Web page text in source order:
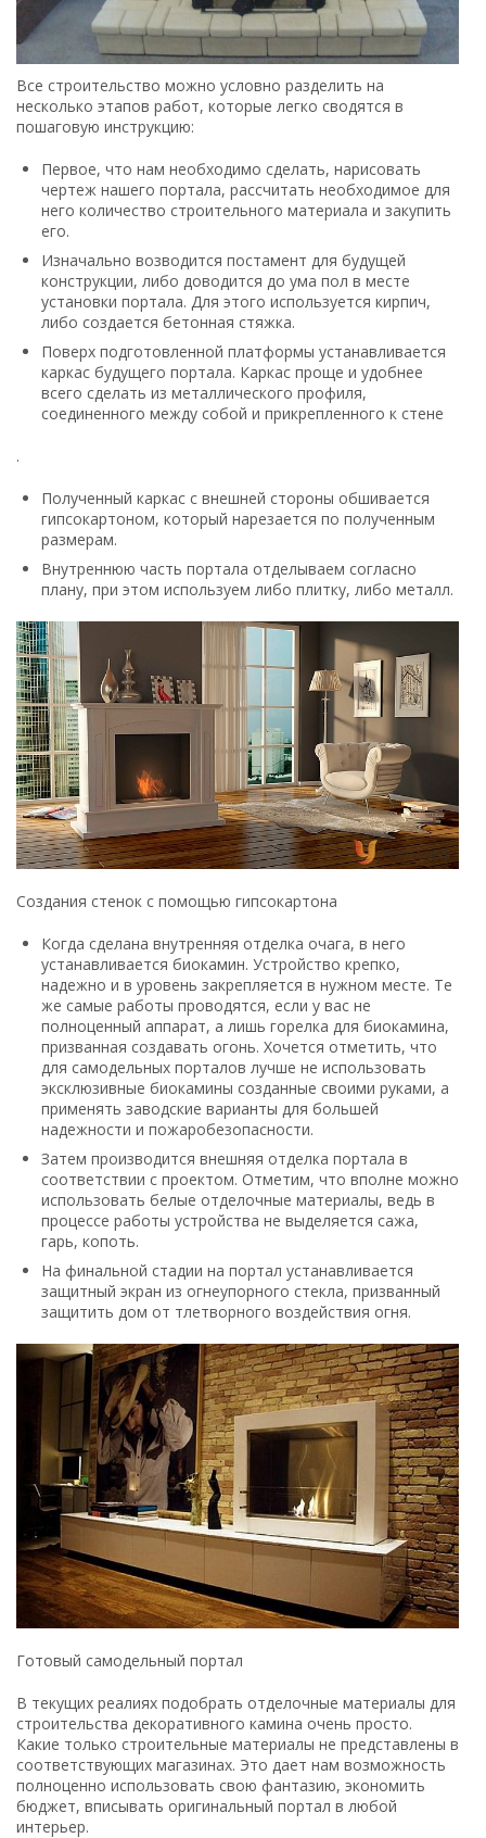
Все строительство можно условно разделить на
несколько этапов работ, которые легко сводятся в
пошаговую инструкцию:
Первое, что нам необходимо сделать, нарисовать
чертеж нашего портала, рассчитать необходимое для
него количество строительного материала и закупить
его.
Изначально возводится постамент для будущей
конструкции, либо доводится до ума пол в месте
установки портала. Для этого используется кирпич,
либо создается бетонная стяжка.
Поверх подготовленной платформы устанавливается
каркас будущего портала. Каркас проще и удобнее
всего сделать из металлического профиля,
соединенного между собой и прикрепленного к стене
.
Полученный каркас с внешней стороны обшивается
гипсокартоном, который нарезается по полученным
размерам.
Внутреннюю часть портала отделываем согласно
плану, при этом используем либо плитку, либо металл.
Создания стенок с помощью гипсокартона
Когда сделана внутренняя отделка очага, в него
устанавливается биокамин. Устройство крепко,
надежно и в уровень закрепляется в нужном месте. Те
же самые работы проводятся, если у вас не
полноценный аппарат, а лишь горелка для биокамина,
призванная создавать огонь. Хочется отметить, что
для самодельных порталов лучше не использовать
эксклюзивные биокамины созданные своими руками, а
применять заводские варианты для большей
надежности и пожаробезопасности.
Затем производится внешняя отделка портала в
соответствии с проектом. Отметим, что вполне можно
использовать белые отделочные материалы, ведь в
процессе работы устройства не выделяется сажа,
гарь, копоть.
На финальной стадии на портал устанавливается
защитный экран из огнеупорного стекла, призванный
защитить дом от тлетворного воздействия огня.
Готовый самодельный портал
В текущих реалиях подобрать отделочные материалы для
строительства декоративного камина очень просто.
Какие только строительные материалы не представлены в
соответствующих магазинах. Это дает нам возможность
полноценно использовать свою фантазию, экономить
бюджет, вписывать оригинальный портал в любой
интерьер.